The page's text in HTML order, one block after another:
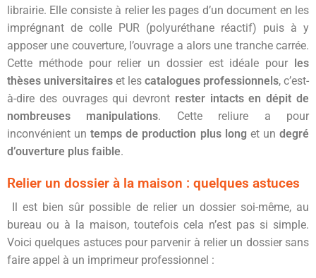
librairie. Elle consiste à relier les pages d’un document en les
imprégnant de colle PUR (polyuréthane réactif) puis à y
apposer une couverture, l’ouvrage a alors une tranche carrée.
Cette méthode pour relier un dossier est idéale pour les
thèses universitaires et les catalogues professionnels, c’est-
à-dire des ouvrages qui devront rester intacts en dépit de
nombreuses manipulations. Cette reliure a pour
inconvénient untemps de production plus longet undegré
d’ouverture plus faible.
Relier un dossier à la maison : quelques astuces
Il est bien sûr possible de relier un dossier soi-même, au
bureau ou à la maison, toutefois cela n’est pas si simple.
Voici quelques astuces pour parvenir à relier un dossier sans
faire appel à un imprimeur professionnel :